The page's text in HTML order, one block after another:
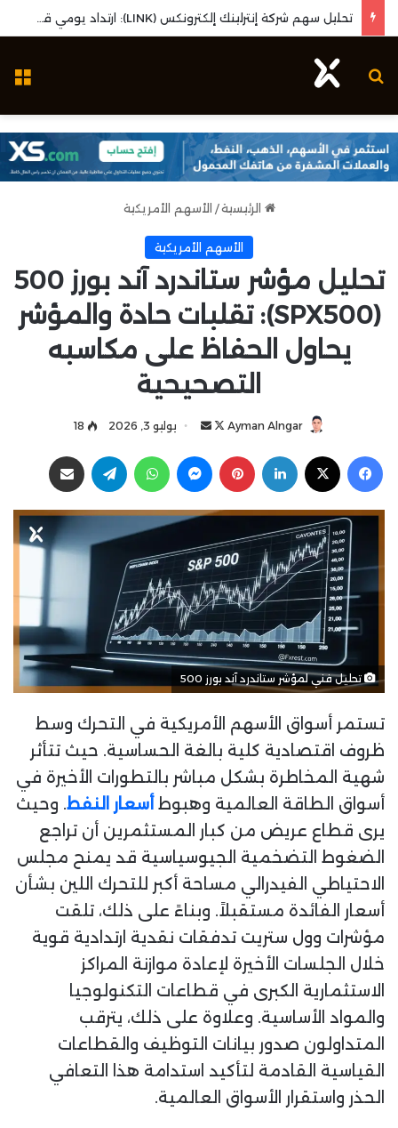
بحث عن
الرئيسية / الأسهم الأمريكية
الأسهم الأمريكية
تحليل مؤشر ستاندرد آند بورز 500
(SPX500): تقلبات حادة والمؤشر
يحاول الحفاظ على مكاسبه
التصحيحية
Ayman Alngar
ت
ب
ع
ع
ى
س
ل
ب
ي
د
ا
إ
ل
ك
ت
و
ن
ا
يوليو 3, 2026 18
تحليل فني لمؤشر ستاندرد آند بورز 500
تستمر أسواق الأسهم الأمريكية في التحرك وسط
ظروف اقتصادية كلية بالغة الحساسية. حيث تتأثر
شهية المخاطرة بشكل مباشر بالتطورات الأخيرة في
أسواق الطاقة العالمية وهبوطأسعار النفط. وحيث
يرى قطاع عريض من كبار المستثمرين أن تراجع
الضغوط التضخمية الجيوسياسية قد يمنح مجلس
الاحتياطي الفيدرالي مساحة أكبر للتحرك اللين بشأن
أسعار الفائدة مستقبلاً. وبناءً على ذلك، تلقت
مؤشرات وول ستريت تدفقات نقدية ارتدادية قوية
خلال الجلسات الأخيرة لإعادة موازنة المراكز
الاستثمارية الكبرى في قطاعات التكنولوجيا
والمواد الأساسية. وعلاوة على ذلك، يترقب
المتداولون صدور بيانات التوظيف والقطاعات
القياسية القادمة لتأكيد استدامة هذا التعافي
الحذر واستقرار الأسواق العالمية.